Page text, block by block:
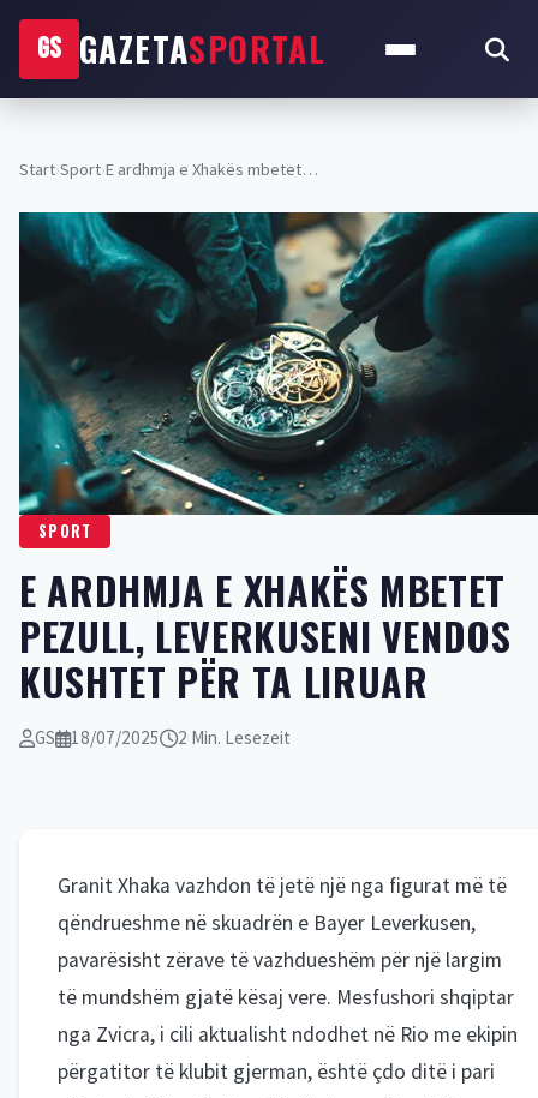
GS GAZETASPORTAL
Start›Sport›E ardhmja e Xhakës mbetet…
SPORT
E ARDHMJA E XHAKËS MBETET
PEZULL, LEVERKUSENI VENDOS
KUSHTET PËR TA LIRUAR
GS 18/07/2025 2 Min. Lesezeit
Granit Xhaka vazhdon të jetë një nga figurat më të
qëndrueshme në skuadrën e Bayer Leverkusen,
pavarësisht zërave të vazhdueshëm për një largim
të mundshëm gjatë kësaj vere. Mesfushori shqiptar
nga Zvicra, i cili aktualisht ndodhet në Rio me ekipin
përgatitor të klubit gjerman, është çdo ditë i pari